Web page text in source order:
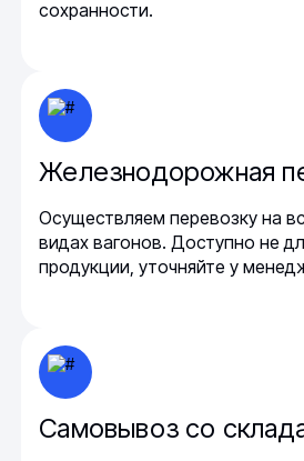
сохранности.
Железнодорожная
Осуществляем перевозку на
видах вагонов. Доступно не
продукции, уточняйте у
Самовывоз со